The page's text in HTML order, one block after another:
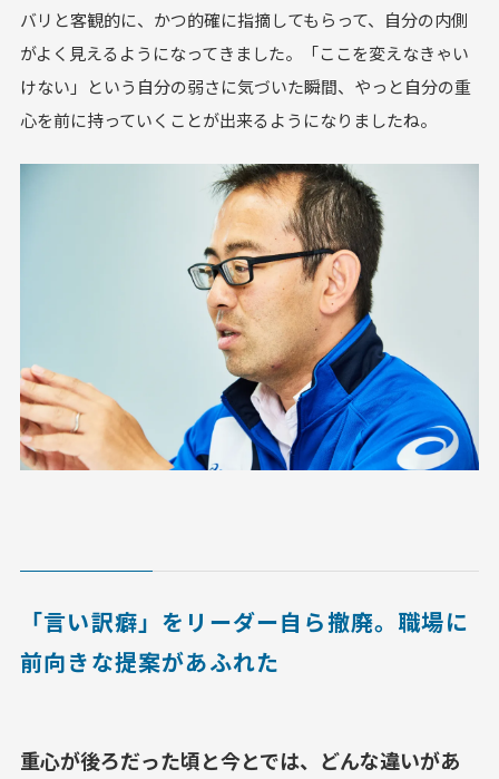
バリと客観的に、かつ的確に指摘してもらって、自分の内側
がよく見えるようになってきました。「ここを変えなきゃい
けない」という自分の弱さに気づいた瞬間、やっと自分の重
心を前に持っていくことが出来るようになりましたね。
「言い訳癖」をリーダー自ら撤廃。職場に
前向きな提案があふれた
重心が後ろだった頃と今とでは、どんな違いがあ